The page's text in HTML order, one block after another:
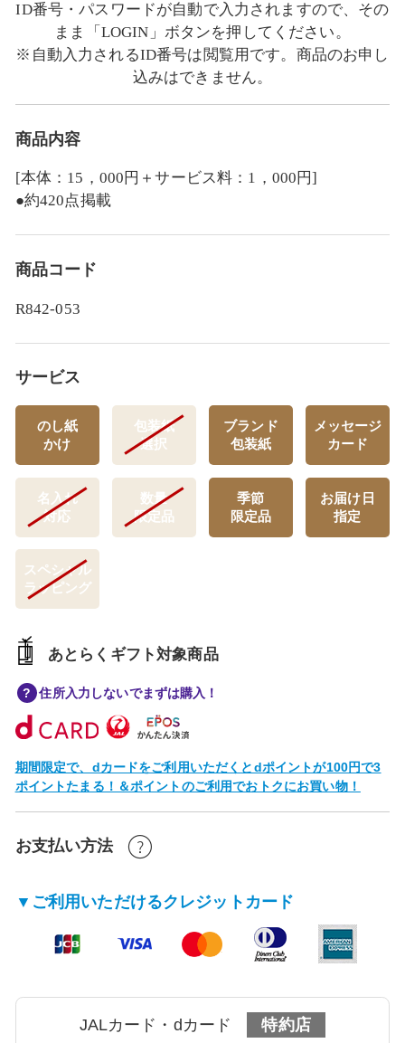
ID番号・パスワードが自動で入力されますので、その
まま「LOGIN」ボタンを押してください。
※自動入力されるID番号は閲覧用です。商品のお申し
込みはできません。
商品内容
[本体：15，000円＋サービス料：1，000円]
●約420点掲載
商品コード
R842-053
サービス
のし紙
かけ
包装紙
選択
ブランド
包装紙
メッセージ
カード
名入れ
対応
数量
限定品
季節
限定品
お届け日
指定
スペシャル
ラッピング
あとらくギフト対象商品
住所入力しないでまずは購入！
期間限定で、dカードをご利用いただくとdポイントが100円で3
ポイントたまる！＆ポイントのご利用でおトクにお買い物！
お支払い方法
▼ご利用いただけるクレジットカード
JALカード・dカード 特約店